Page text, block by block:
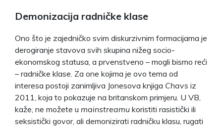
Demonizacija radničke klase
Ono što je zajedničko svim diskurzivnim formacijama je
derogiranje stavova svih skupina nižeg socio-
ekonomskog statusa, a prvenstveno – mogli bismo reći
– radničke klase. Za one kojima je ovo tema od
interesa postoji zanimljiva Jonesova knjiga Chavs iz
2011, koja to pokazuje na britanskom primjeru. U VB,
kaže, ne možete u mainstreamu koristiti rasistički ili
seksistički govor, ali demonizirati radničku klasu, rugati